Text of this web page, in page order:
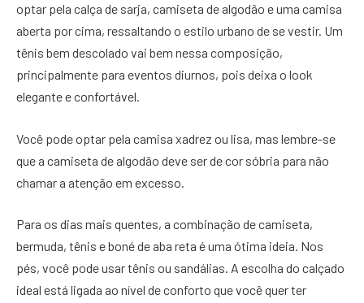
optar pela calça de sarja, camiseta de algodão e uma camisa
aberta por cima, ressaltando o estilo urbano de se vestir. Um
tênis bem descolado vai bem nessa composição,
principalmente para eventos diurnos, pois deixa o look
elegante e confortável.
Você pode optar pela camisa xadrez ou lisa, mas lembre-se
que a camiseta de algodão deve ser de cor sóbria para não
chamar a atenção em excesso.
Para os dias mais quentes, a combinação de camiseta,
bermuda, tênis e boné de aba reta é uma ótima ideia. Nos
pés, você pode usar tênis ou sandálias. A escolha do calçado
ideal está ligada ao nível de conforto que você quer ter